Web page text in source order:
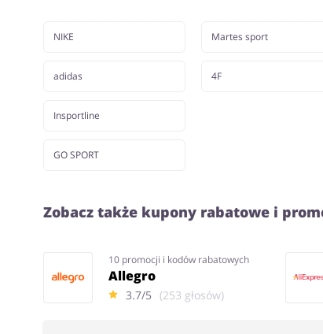
NIKE
adidas
Martes sport
4F
Insportline
GO SPORT
Zobacz także kupony rabatowe i
10 promocji i kodów rabatowych
Allegro
3.7/5 (253 głosów)